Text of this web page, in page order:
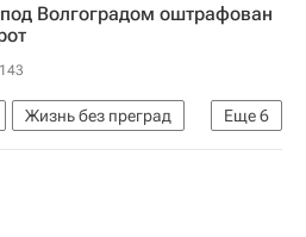
ФО
Европа
Сибирский ФО
одну жизнь (фонд)
Волгоградом оштрафован
143
Еще6
Жизнь без преград
мир
Европа